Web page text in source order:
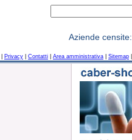
Privacy Contatti Area amministrativa Sitemap
Aziende censite: